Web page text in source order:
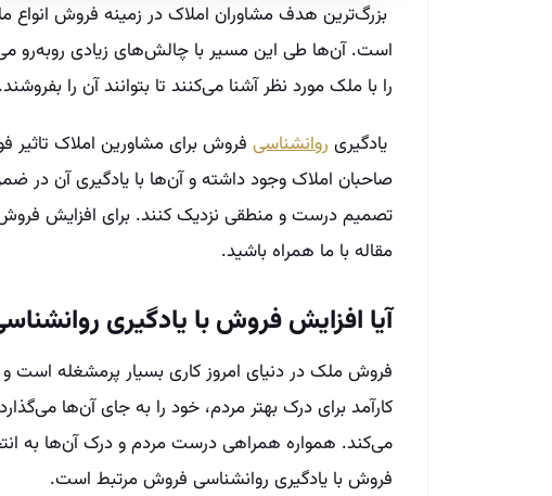
بزرگ‌ترین هدف مشاوران املاک در زمینه‌ فروش
است. آن‌ها طی این مسیر با چالش‌های زیادی
را با ملک مورد نظر آشنا می‌کنند تا بتوانند آن‌ را بفروشند.
یادگیری روانشناسی فروش برای مشاورین املاک تاثیر
صاحبان املاک وجود داشته و آن‌ها با یادگیری آن در
تصمیم درست و منطقی نزدیک کنند. برای افزایش فروش
مقاله با ما همراه باشید.
آیا افزایش فروش با یادگیری
فروش ملک در دنیای امروز کاری بسیار پرمشغله است
کارآمد برای درک بهتر مردم، خود را به جای آن‌ها
می‌کند. همواره همراهی درست مردم و درک آن‌ها به
فروش با یادگیری روانشناسی فروش مرتبط است.